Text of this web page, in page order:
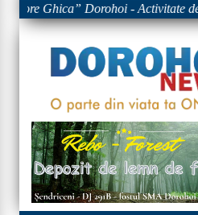
Ghica” Dorohoi - Activitate de